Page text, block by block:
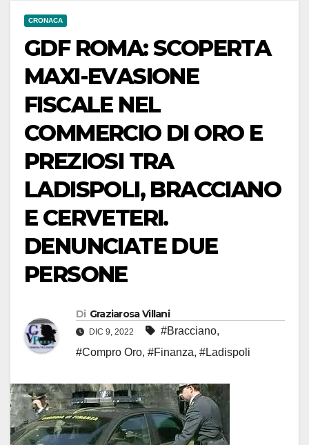
CRONACA
GDF ROMA: SCOPERTA
MAXI-EVASIONE
FISCALE NEL
COMMERCIO DI ORO E
PREZIOSI TRA
LADISPOLI, BRACCIANO
E CERVETERI.
DENUNCIATE DUE
PERSONE
Di Graziarosa Villani
DIC 9, 2022 #Bracciano,
#Compro Oro, #Finanza, #Ladispoli